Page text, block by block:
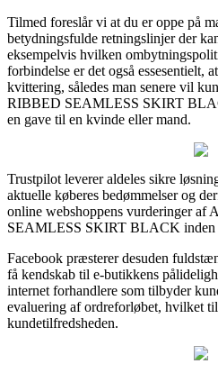
Tilmed foreslår vi at du er oppe på
betydningsfulde retningslinjer der
eksempelvis hvilken
forbindelse er det også essesentielt,
kvittering, således man senere vil
RIBBED SEAMLESS SKIRT
en gave til en kvinde eller mand.
Trustpilot leverer aldeles sikre
aktuelle køberes bedømmelser og
online webshoppens vurderinger af
SEAMLESS SKIRT BLACK inden
Facebook præsterer desuden
få kendskab til e-butikkens
internet forhandlere som tilbyder
evaluering af ordreforløbet, hvilket
kundetilfredsheden.